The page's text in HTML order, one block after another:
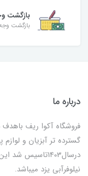
بازگشت
بازگشت وجه تا
درباره ما
فروشگاه آکوا ریف
گسترده تر آبزیان و
درسال1403تاسیس
نیلوفرآبی یزد میباشد.